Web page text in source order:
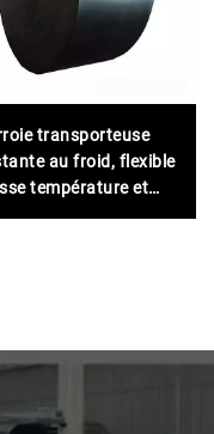
transporteuse
au froid, flexible
température et